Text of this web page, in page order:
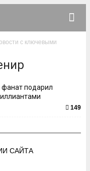
с ключевыми
фанат подарил
149
САЙТА